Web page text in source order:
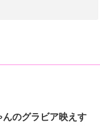
のグラビア映えす